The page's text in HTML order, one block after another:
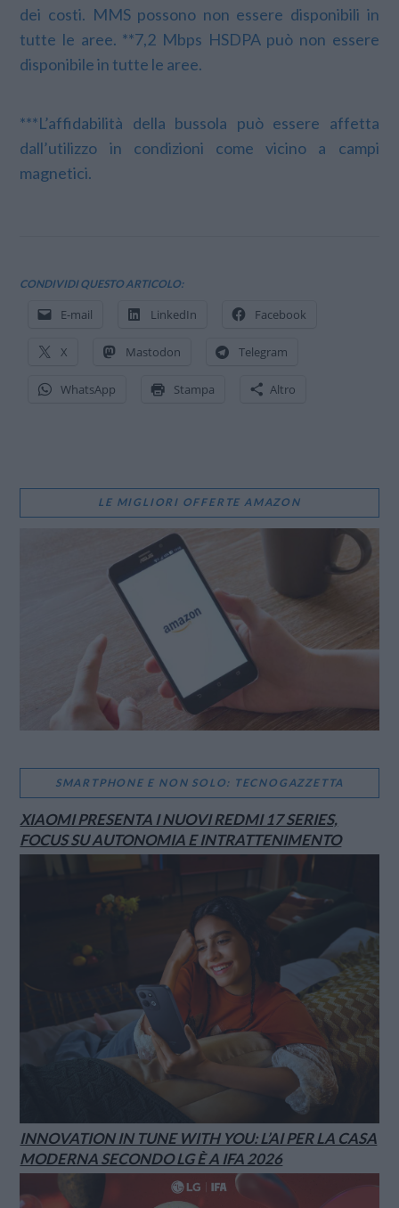
dei costi. MMS possono non essere disponibili in
tutte le aree. **7,2 Mbps HSDPA può non essere
disponibile in tutte le aree.
***L’affidabilità della bussola può essere affetta
dall’utilizzo in condizioni come vicino a campi
magnetici.
CONDIVIDI QUESTO ARTICOLO:
E-mail LinkedIn Facebook
X Mastodon Telegram
WhatsApp Stampa Altro
LE MIGLIORI OFFERTE AMAZON
SMARTPHONE E NON SOLO: TECNOGAZZETTA
XIAOMI PRESENTA I NUOVI REDMI 17 SERIES,
FOCUS SU AUTONOMIA E INTRATTENIMENTO
INNOVATION IN TUNE WITH YOU: L’AI PER LA CASA
MODERNA SECONDO LG È A IFA 2026